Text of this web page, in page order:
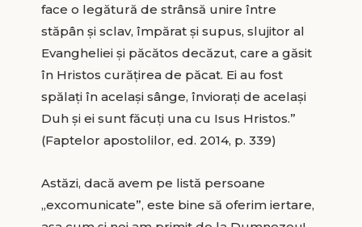
face o legătură de strânsă unire între
stăpân și sclav, împărat și supus, slujitor al
Evangheliei și păcătos decăzut, care a găsit
în Hristos curățirea de păcat. Ei au fost
spălați în același sânge, înviorați de același
Duh și ei sunt făcuți una cu Isus Hristos.”
(Faptelor apostolilor, ed. 2014, p. 339)
Astăzi, dacă avem pe listă persoane
„excomunicate”, este bine să oferim iertare,